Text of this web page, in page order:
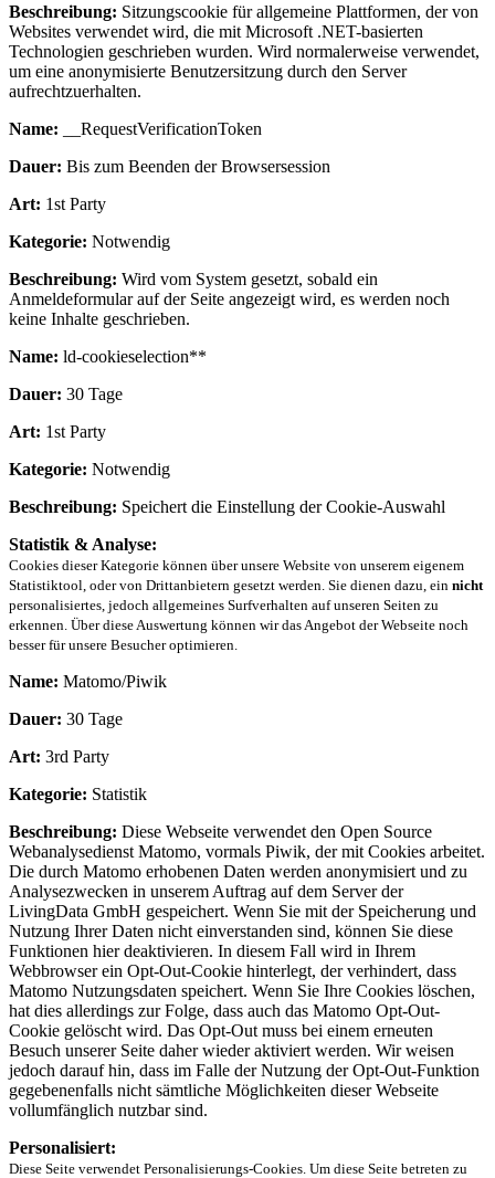
Beschreibung: Sitzungscookie für allgemeine Plattformen, der von
Websites verwendet wird, die mit Microsoft .NET-basierten
Technologien geschrieben wurden. Wird normalerweise verwendet,
um eine anonymisierte Benutzersitzung durch den Server
aufrechtzuerhalten.
Name: __RequestVerificationToken
Dauer: Bis zum Beenden der Browsersession
Art: 1st Party
Kategorie: Notwendig
Beschreibung: Wird vom System gesetzt, sobald ein
Anmeldeformular auf der Seite angezeigt wird, es werden noch
keine Inhalte geschrieben.
Name: ld-cookieselection**
Dauer: 30 Tage
Art: 1st Party
Kategorie: Notwendig
Beschreibung: Speichert die Einstellung der Cookie-Auswahl
Statistik & Analyse:
Cookies dieser Kategorie können über unsere Website von unserem eigenem
Statistiktool, oder von Drittanbietern gesetzt werden. Sie dienen dazu, ein nicht
personalisiertes, jedoch allgemeines Surfverhalten auf unseren Seiten zu
erkennen. Über diese Auswertung können wir das Angebot der Webseite noch
besser für unsere Besucher optimieren.
Name: Matomo/Piwik
Dauer: 30 Tage
Art: 3rd Party
Kategorie: Statistik
Beschreibung: Diese Webseite verwendet den Open Source
Webanalysedienst Matomo, vormals Piwik, der mit Cookies arbeitet.
Die durch Matomo erhobenen Daten werden anonymisiert und zu
Analysezwecken in unserem Auftrag auf dem Server der
LivingData GmbH gespeichert. Wenn Sie mit der Speicherung und
Nutzung Ihrer Daten nicht einverstanden sind, können Sie diese
Funktionen hier deaktivieren. In diesem Fall wird in Ihrem
Webbrowser ein Opt-Out-Cookie hinterlegt, der verhindert, dass
Matomo Nutzungsdaten speichert. Wenn Sie Ihre Cookies löschen,
hat dies allerdings zur Folge, dass auch das Matomo Opt-Out-
Cookie gelöscht wird. Das Opt-Out muss bei einem erneuten
Besuch unserer Seite daher wieder aktiviert werden. Wir weisen
jedoch darauf hin, dass im Falle der Nutzung der Opt-Out-Funktion
gegebenenfalls nicht sämtliche Möglichkeiten dieser Webseite
vollumfänglich nutzbar sind.
Personalisiert:
Diese Seite verwendet Personalisierungs-Cookies. Um diese Seite betreten zu